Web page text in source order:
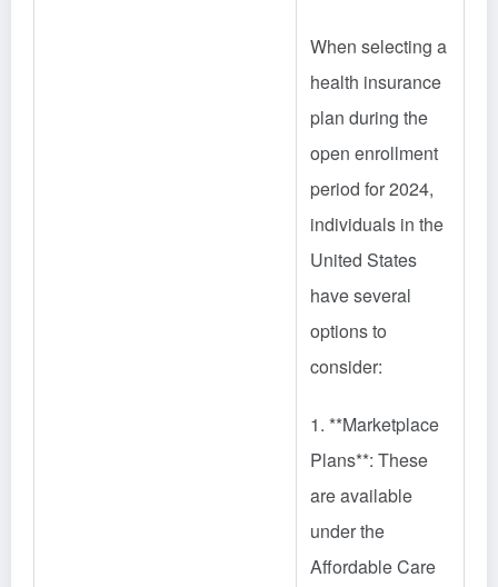
When selecting a
health insurance
plan during the
open enrollment
period for 2024,
individuals in the
United States
have several
options to
consider:
1. **Marketplace
Plans**: These
are available
under the
Affordable Care